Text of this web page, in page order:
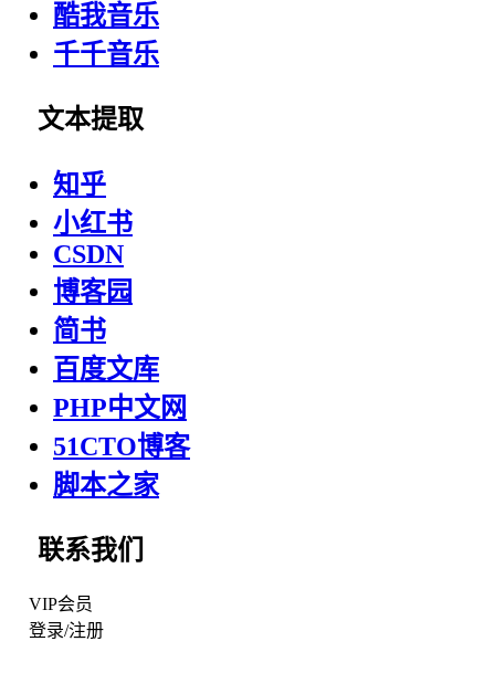
酷我音乐
千千音乐
文本提取
知乎
小红书
CSDN
博客园
简书
百度文库
PHP中文网
51CTO博客
脚本之家
联系我们
VIP会员
登录/注册